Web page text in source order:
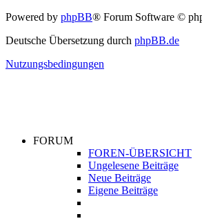
Powered by phpBB® Forum Software ©
Deutsche Übersetzung durch phpBB.de
Nutzungsbedingungen
FORUM
FOREN-ÜBERSICHT
Ungelesene Beiträge
Neue Beiträge
Eigene Beiträge